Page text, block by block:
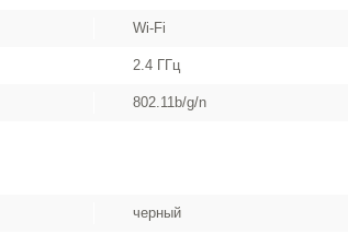
Wi-Fi
2.4 ГГц
802.11b/g/n
черный